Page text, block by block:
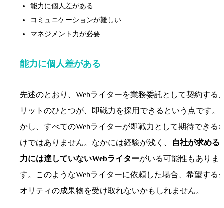
能力に個人差がある
コミュニケーションが難しい
マネジメント力が必要
能力に個人差がある
先述のとおり、Webライターを業務委託として契約する
リットのひとつが、即戦力を採用できるという点です。
かし、すべてのWebライターが即戦力として期待できる
けではありません。なかには経験が浅く、
自社が求める
力には達していないWebライターがいる可能性もありま
す。このようなWebライターに依頼した場合、希望する
オリティの成果物を受け取れないかもしれません。